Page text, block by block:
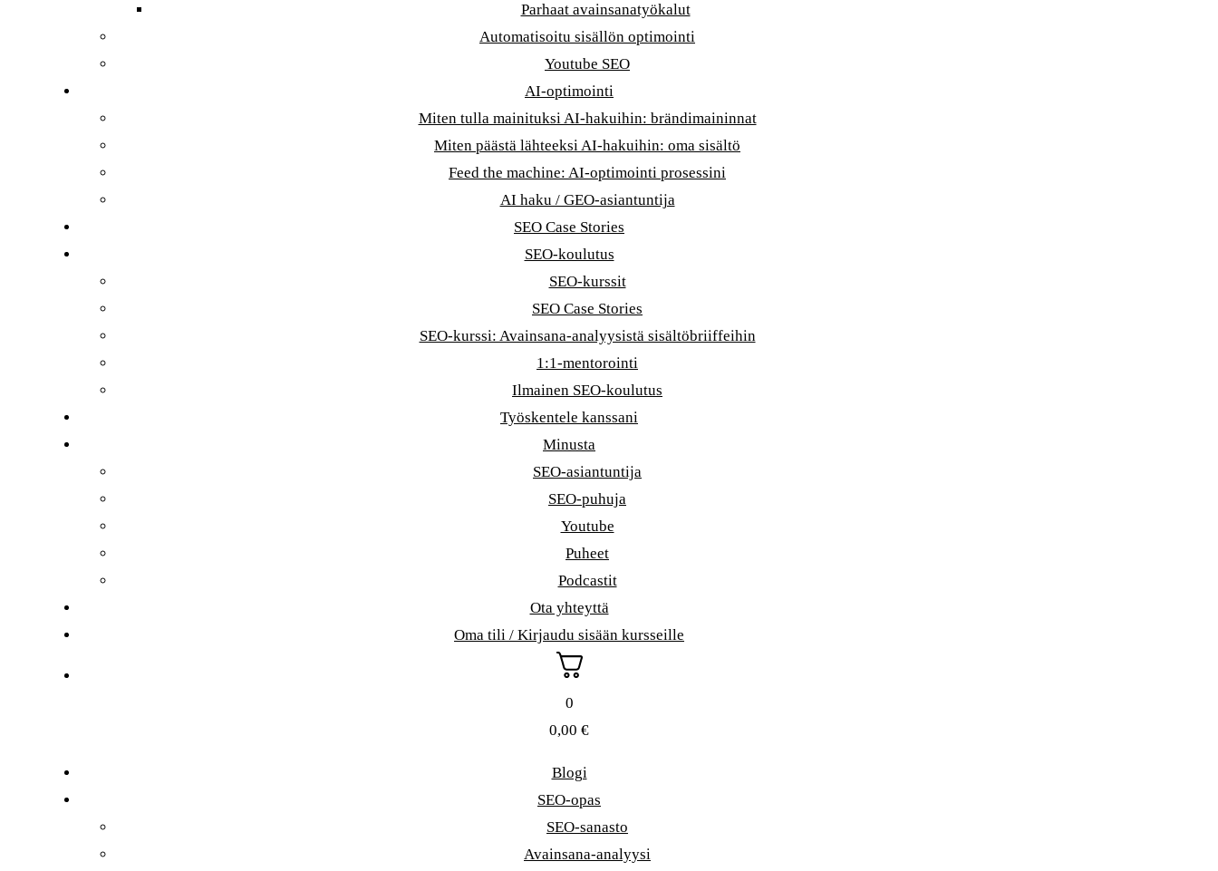
Parhaat avainsanatyökalut
Automatisoitu sisällön optimointi
Youtube SEO
AI-optimointi
Miten tulla mainituksi AI-hakuihin: brändimaininnat
Miten päästä lähteeksi AI-hakuihin: oma sisältö
Feed the machine: AI-optimointi prosessini
AI haku / GEO-asiantuntija
SEO Case Stories
SEO-koulutus
SEO-kurssit
SEO Case Stories
SEO-kurssi: Avainsana-analyysistä sisältöbriiffeihin
1:1-mentorointi
Ilmainen SEO-koulutus
Työskentele kanssani
Minusta
SEO-asiantuntija
SEO-puhuja
Youtube
Puheet
Podcastit
Ota yhteyttä
Oma tili / Kirjaudu sisään kursseille
0
0,00 €
Blogi
SEO-opas
SEO-sanasto
Avainsana-analyysi